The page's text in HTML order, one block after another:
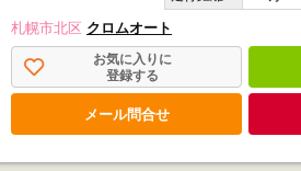
札幌市北区 クロムオート
お気に入りに
登録する
メール問合せ